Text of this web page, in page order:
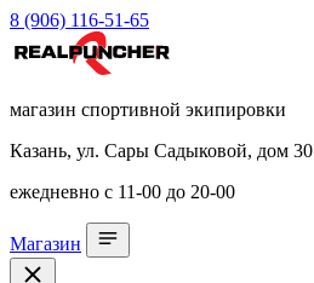
8 (906) 116-51-65
магазин спортивной экипировки
Казань, ул. Сары Садыковой, дом 30
ежедневно с 11-00 до 20-00
Магазин